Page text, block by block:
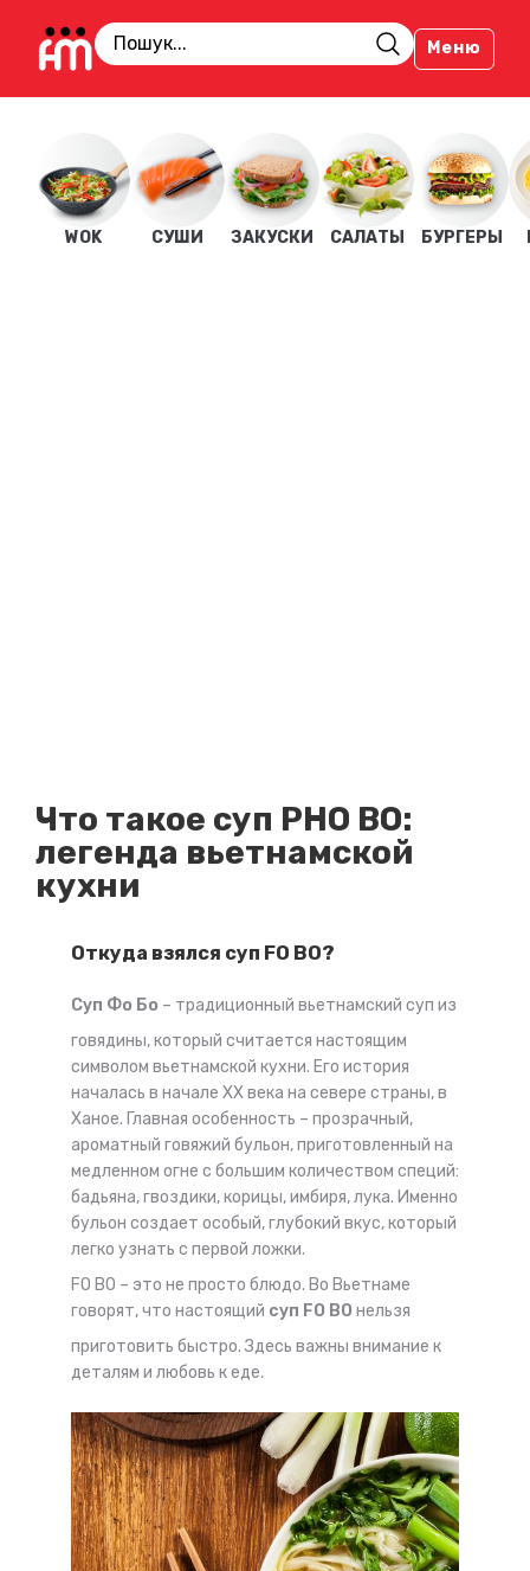
Меню
WOK СУШИ ЗАКУСКИ САЛАТЫ БУРГЕРЫ
Что такое суп PHO BO:
легенда вьетнамской
кухни
Откуда взялся суп FO BO?
Суп Фо Бо – традиционный вьетнамский суп из
говядины, который считается настоящим
символом вьетнамской кухни. Его история
началась в начале ХХ века на севере страны, в
Ханое. Главная особенность – прозрачный,
ароматный говяжий бульон, приготовленный на
медленном огне с большим количеством специй:
бадьяна, гвоздики, корицы, имбиря, лука. Именно
бульон создает особый, глубокий вкус, который
легко узнать с первой ложки.
FO BO – это не просто блюдо. Во Вьетнаме
говорят, что настоящий суп FO BO нельзя
приготовить быстро. Здесь важны внимание к
деталям и любовь к еде.